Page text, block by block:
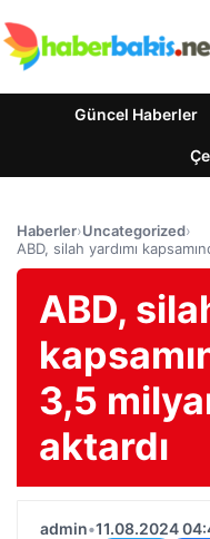
Güncel Haberler
Haberler›Uncategorized›
ABD, silah yardımı
ABD,
3,5
aktardı
admin•11.08.2024